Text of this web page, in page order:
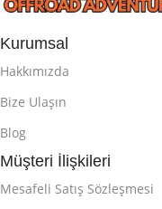
Kurumsal
Hakkımızda
Bize Ulaşın
Blog
Müşteri İlişkileri
Mesafeli Satış Sözleşmesi